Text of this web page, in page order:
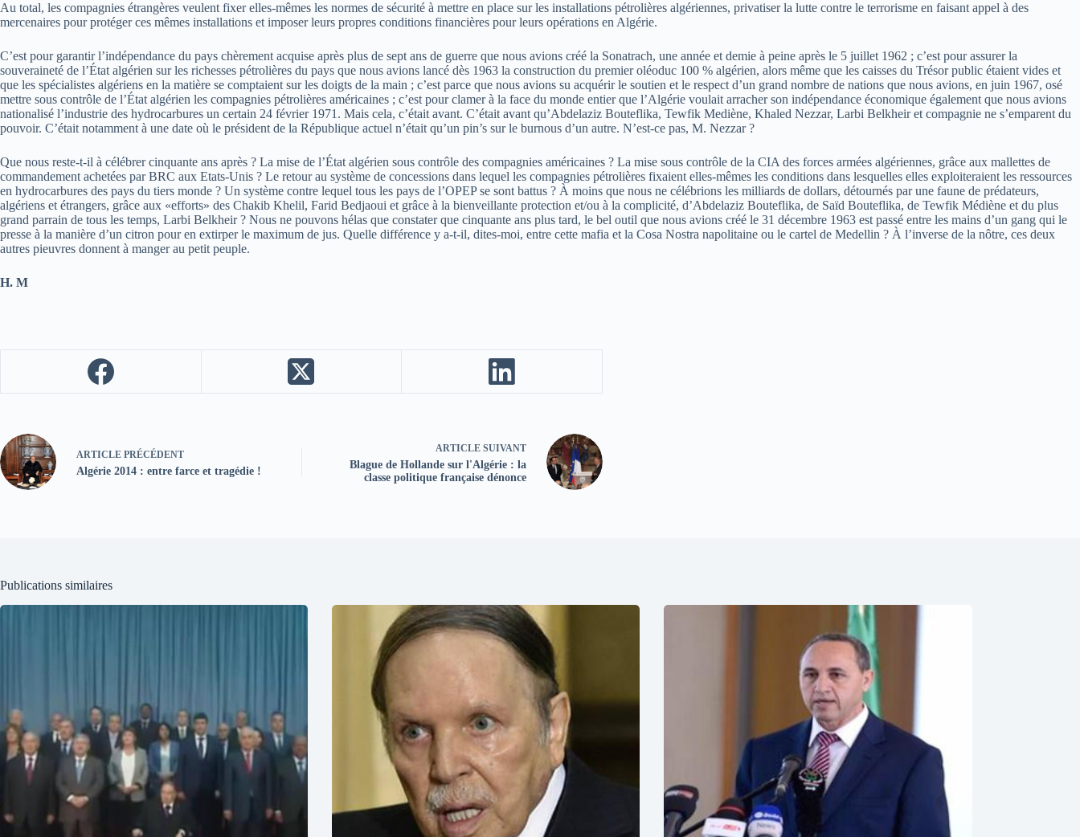
Au total, les compagnies étrangères veulent fixer elles-mêmes les normes de sécurité à mettre en place sur les installations pétrolières algériennes, privatiser la lutte contre le terrorisme en faisant appel à des
mercenaires pour protéger ces mêmes installations et imposer leurs propres conditions financières pour leurs opérations en Algérie.
C’est pour garantir l’indépendance du pays chèrement acquise après plus de sept ans de guerre que nous avions créé la Sonatrach, une année et demie à peine après le 5 juillet 1962 ; c’est pour assurer la
souveraineté de l’État algérien sur les richesses pétrolières du pays que nous avions lancé dès 1963 la construction du premier oléoduc 100 % algérien, alors même que les caisses du Trésor public étaient vides et
que les spécialistes algériens en la matière se comptaient sur les doigts de la main ; c’est parce que nous avions su acquérir le soutien et le respect d’un grand nombre de nations que nous avions, en juin 1967, osé
mettre sous contrôle de l’État algérien les compagnies pétrolières américaines ; c’est pour clamer à la face du monde entier que l’Algérie voulait arracher son indépendance économique également que nous avions
nationalisé l’industrie des hydrocarbures un certain 24 février 1971. Mais cela, c’était avant. C’était avant qu’Abdelaziz Bouteflika, Tewfik Mediène, Khaled Nezzar, Larbi Belkheir et compagnie ne s’emparent du
pouvoir. C’était notamment à une date où le président de la République actuel n’était qu’un pin’s sur le burnous d’un autre. N’est-ce pas, M. Nezzar ?
Que nous reste-t-il à célébrer cinquante ans après ? La mise de l’État algérien sous contrôle des compagnies américaines ? La mise sous contrôle de la CIA des forces armées algériennes, grâce aux mallettes de
commandement achetées par BRC aux Etats-Unis ? Le retour au système de concessions dans lequel les compagnies pétrolières fixaient elles-mêmes les conditions dans lesquelles elles exploiteraient les ressources
en hydrocarbures des pays du tiers monde ? Un système contre lequel tous les pays de l’OPEP se sont battus ? À moins que nous ne célébrions les milliards de dollars, détournés par une faune de prédateurs,
algériens et étrangers, grâce aux «efforts» des Chakib Khelil, Farid Bedjaoui et grâce à la bienveillante protection et/ou à la complicité, d’Abdelaziz Bouteflika, de Saïd Bouteflika, de Tewfik Médiène et du plus
grand parrain de tous les temps, Larbi Belkheir ? Nous ne pouvons hélas que constater que cinquante ans plus tard, le bel outil que nous avions créé le 31 décembre 1963 est passé entre les mains d’un gang qui le
presse à la manière d’un citron pour en extirper le maximum de jus. Quelle différence y a-t-il, dites-moi, entre cette mafia et la Cosa Nostra napolitaine ou le cartel de Medellin ? À l’inverse de la nôtre, ces deux
autres pieuvres donnent à manger au petit peuple.
H. M
ARTICLE PRÉCÉDENT
Algérie 2014 : entre farce et tragédie !
ARTICLE SUIVANT
Blague de Hollande sur l'Algérie : la
classe politique française dénonce
Publications similaires